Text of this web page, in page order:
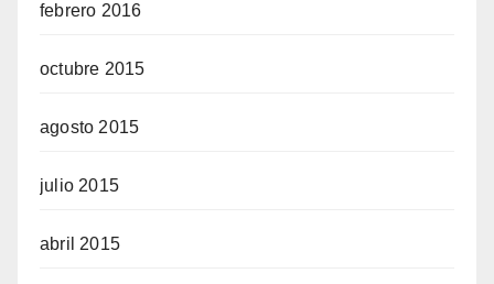
febrero 2016
octubre 2015
agosto 2015
julio 2015
abril 2015